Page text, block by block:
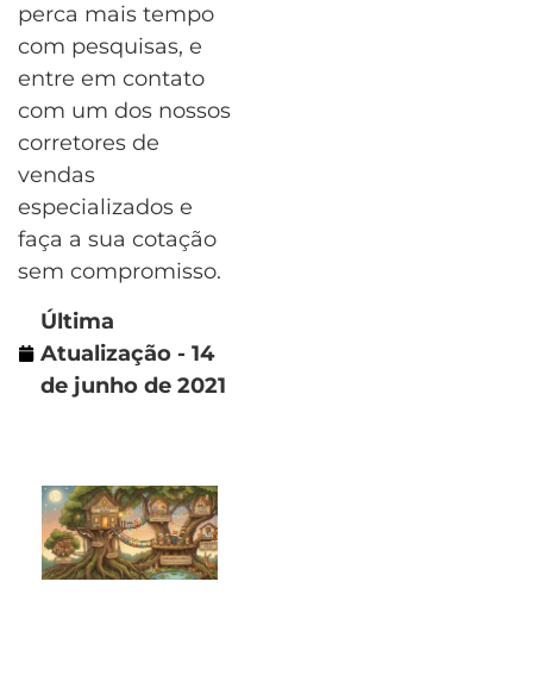
perca mais tempo
com pesquisas, e
entre em contato
com um dos nossos
corretores de
vendas
especializados e
faça a sua cotação
sem compromisso.
Última
Atualização - 14
de junho de 2021